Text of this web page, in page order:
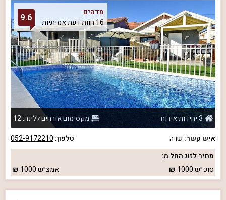
מדהים
16 חוות דעת אמיתיות
9.6
3 יחידות אירוח
מקסימום אורחים ללינה: 12
איש קשר: שרה טלפון: 052-9172210
מחיר לזוג החל מ:
סופ״ש1000 אמצ״ש1000